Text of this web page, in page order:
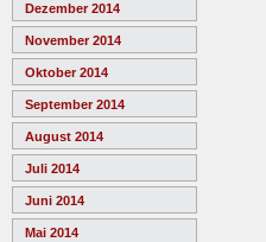
Dezember 2014
November 2014
Oktober 2014
September 2014
August 2014
Juli 2014
Juni 2014
Mai 2014